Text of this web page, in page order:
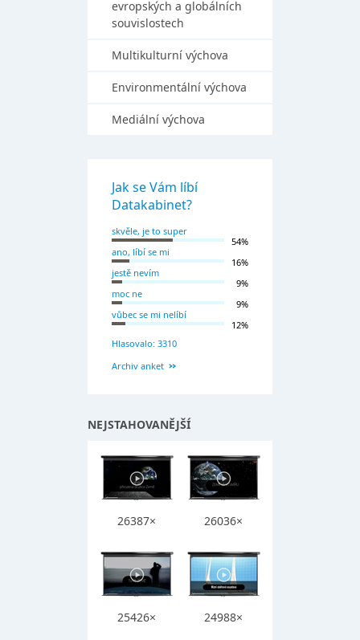
evropských a globálních
souvislostech
Multikulturní výchova
Environmentální výchova
Mediální výchova
Jak se Vám líbí
Datakabinet?
skvěle, je to super
54%
ano, líbí se mi
16%
jestě nevím
9%
moc ne
9%
vůbec se mi nelíbí
12%
Hlasovalo: 3310
Archiv anket
NEJSTAHOVANĚJŠÍ
26387× 26036×
25426× 24988×